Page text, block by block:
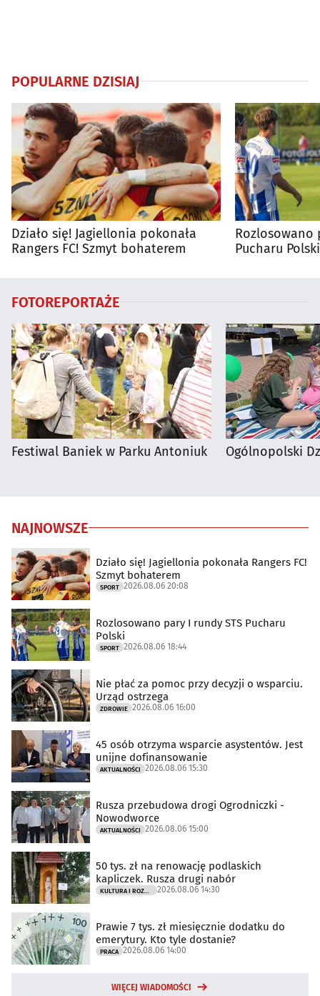
POPULARNE DZISIAJ
Działo się! Jagiellonia pokonała
Rangers FC! Szmyt bohaterem
Rozlosowano
Pucharu Polski
FOTOREPORTAŻE
Festiwal Baniek w Parku Antoniuk Ogólnopolski
NAJNOWSZE
Działo się! Jagiellonia pokonała Rangers FC!
Szmyt bohaterem
SPORT 2026.08.06 20:08
Rozlosowano pary I rundy STS Pucharu
Polski
SPORT 2026.08.06 18:44
Nie płać za pomoc przy decyzji o wsparciu.
Urząd ostrzega
ZDROWIE 2026.08.06 16:00
45 osób otrzyma wsparcie asystentów. Jest
unijne dofinansowanie
AKTUALNOŚCI 2026.08.06 15:30
Rusza przebudowa drogi Ogrodniczki -
Nowodworce
AKTUALNOŚCI 2026.08.06 15:00
50 tys. zł na renowację podlaskich
kapliczek. Rusza drugi nabór
KULTURA I ROZRYWKA 2026.08.06 14:30
Prawie 7 tys. zł miesięcznie dodatku do
emerytury. Kto tyle dostanie?
PRACA 2026.08.06 14:00
WIĘCEJ WIADOMOŚCI